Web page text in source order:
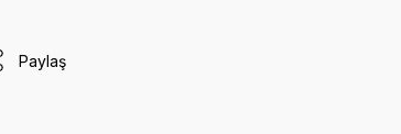
Paylaş